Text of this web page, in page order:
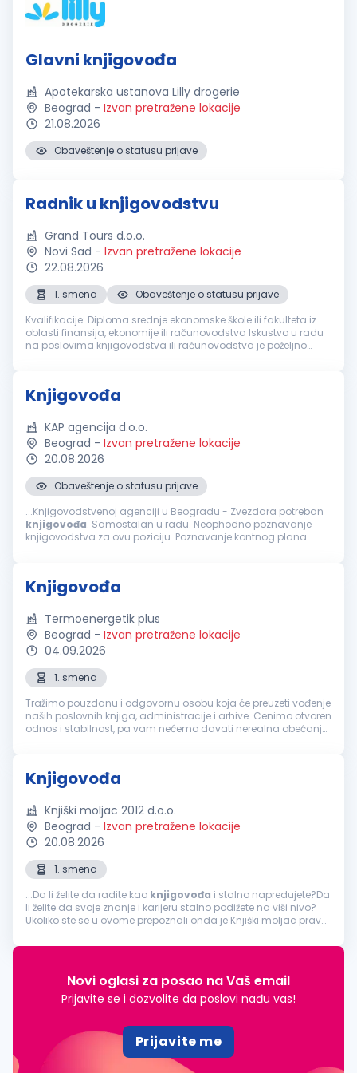
Glavni knjigovođa
Apotekarska ustanova Lilly drogerie
Beograd - Izvan pretražene lokacije
21.08.2026
Obaveštenje o statusu prijave
Radnik u knjigovodstvu
Grand Tours d.o.o.
Novi Sad - Izvan pretražene lokacije
22.08.2026
1. smena
Obaveštenje o statusu prijave
Kvalifikacije: Diploma srednje ekonomske škole ili fakulteta iz
oblasti finansija, ekonomije ili računovodstva Iskustvo u radu
na poslovima knjigovodstva ili računovodstva je poželjno
Knjigovođa
KAP agencija d.o.o.
Beograd - Izvan pretražene lokacije
20.08.2026
Obaveštenje o statusu prijave
...Knjigovodstvenoj agenciji u Beogradu - Zvezdara potreban
knjigovođa. Samostalan u radu. Neophodno poznavanje
knjigovodstva za ovu poziciju. Poznavanje kontnog plana.
Knjigovođa
Termoenergetik plus
Beograd - Izvan pretražene lokacije
04.09.2026
1. smena
Tražimo pouzdanu i odgovornu osobu koja će preuzeti vođenje
naših poslovnih knjiga, administracije i arhive. Cenimo otvoren
odnos i stabilnost, pa vam nećemo davati nerealna obećanja,
Knjigovođa
Knjiški moljac 2012 d.o.o.
Beograd - Izvan pretražene lokacije
20.08.2026
1. smena
...Da li želite da radite kao knjigovođa i stalno napredujete?Da
li želite da svoje znanje i karijeru stalno podižete na viši nivo?
Ukoliko ste se u ovome prepoznali onda je Knjiški moljac pravo
Novi oglasi za posao na Vaš email
Prijavite se i dozvolite da poslovi nađu vas!
Prijavite me